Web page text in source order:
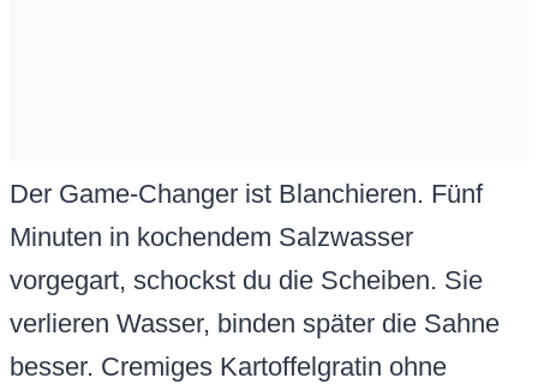
Der Game-Changer ist Blanchieren. Fünf
Minuten in kochendem Salzwasser
vorgegart, schockst du die Scheiben. Sie
verlieren Wasser, binden später die Sahne
besser. Cremiges Kartoffelgratin ohne